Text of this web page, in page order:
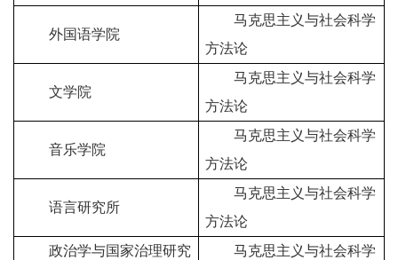
外国语学院
马克思主义与社会科学
方法论
文学院
马克思主义与社会科学
方法论
音乐学院
马克思主义与社会科学
方法论
语言研究所
马克思主义与社会科学
方法论
政治学与国家治理研究
马克思主义与社会科学